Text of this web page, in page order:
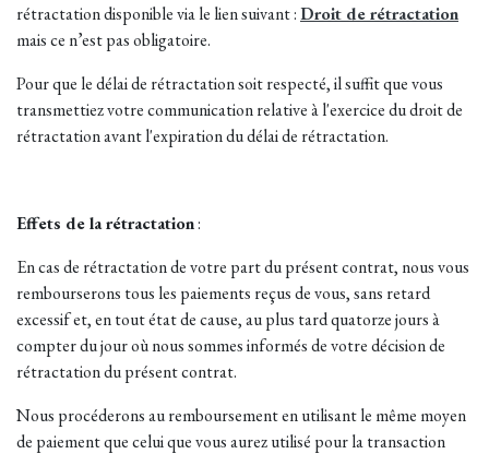
rétractation disponible via le lien suivant :Droit de rétractation
mais ce n’est pas obligatoire.
Pour que le délai de rétractation soit respecté, il suffit que vous
transmettiez votre communication relative à l'exercice du droit de
rétractation avant l'expiration du délai de rétractation.
Effets de la rétractation:
En cas de rétractation de votre part du présent contrat, nous vous
rembourserons tous les paiements reçus de vous, sans retard
excessif et, en tout état de cause, au plus tard quatorze jours à
compter du jour où nous sommes informés de votre décision de
rétractation du présent contrat.
Nous procéderons au remboursement en utilisant le même moyen
de paiement que celui que vous aurez utilisé pour la transaction